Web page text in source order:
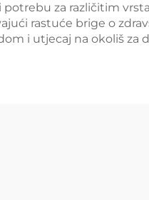
za različitim
rastuće brige o
i utjecaj na okoliš za